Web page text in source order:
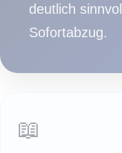
deutlich
Sofortabzug.
📖